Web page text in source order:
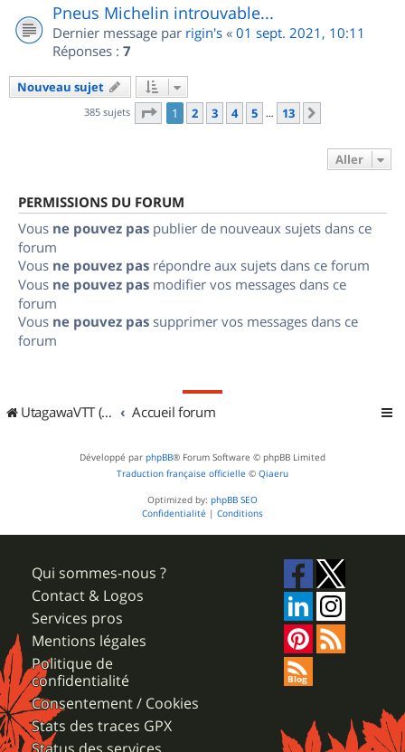
Pneus Michelin introuvable...
Dernier message par rigin's « 01 sept. 2021, 10:11
Réponses : 7
Nouveau sujet
385 sujets Page 1sur
1 2 3 4 5 … 13
Aller
PERMISSIONS DU FORUM
Vous ne pouvez pas publier de nouveaux sujets dans ce
forum
Vous ne pouvez pas répondre aux sujets dans ce forum
Vous ne pouvez pas modifier vos messages dans ce
forum
Vous ne pouvez pas supprimer vos messages dans ce
forum
UtagawaVTT (Randos VTT et VTTAE avec traces GPS) Accueil forum
Développé par phpBB® Forum Software © phpBB Limited
Traduction française officielle © Qiaeru
Optimized by: phpBB SEO
Confidentialité | Conditions
Qui sommes-nous ?
Contact & Logos
Services pros
Mentions légales
Politique de
confidentialité
Consentement / Cookies
Stats des traces GPX